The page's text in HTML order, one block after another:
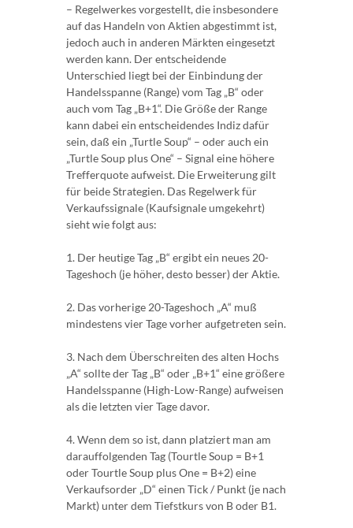
– Regelwerkes vorgestellt, die insbesondere
auf das Handeln von Aktien abgestimmt ist,
jedoch auch in anderen Märkten eingesetzt
werden kann. Der entscheidende
Unterschied liegt bei der Einbindung der
Handelsspanne (Range) vom Tag „B“ oder
auch vom Tag „B+1“. Die Größe der Range
kann dabei ein entscheidendes Indiz dafür
sein, daß ein „Turtle Soup“ – oder auch ein
„Turtle Soup plus One“ – Signal eine höhere
Trefferquote aufweist. Die Erweiterung gilt
für beide Strategien. Das Regelwerk für
Verkaufssignale (Kaufsignale umgekehrt)
sieht wie folgt aus:
1. Der heutige Tag „B“ ergibt ein neues 20-
Tageshoch (je höher, desto besser) der Aktie.
2. Das vorherige 20-Tageshoch „A“ muß
mindestens vier Tage vorher aufgetreten sein.
3. Nach dem Überschreiten des alten Hochs
„A“ sollte der Tag „B“ oder „B+1“ eine größere
Handelsspanne (High-Low-Range) aufweisen
als die letzten vier Tage davor.
4. Wenn dem so ist, dann platziert man am
darauffolgenden Tag (Tourtle Soup = B+1
oder Tourtle Soup plus One = B+2) eine
Verkaufsorder „D“ einen Tick / Punkt (je nach
Markt) unter dem Tiefstkurs von B oder B1.